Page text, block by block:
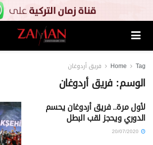
Home Tag فريق أردوغان
الوسم: فريق أردوغان
لأول مرة.. فريق أردوغان يحسم
الدوري ويحجز لقب البطل